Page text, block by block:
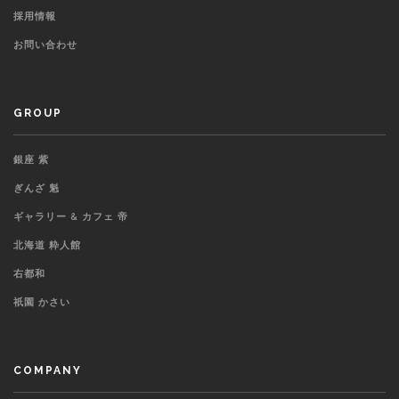
採用情報
お問い合わせ
GROUP
銀座 紫
ぎんざ 魁
ギャラリー & カフェ 帝
北海道 粋人館
右都和
祇園 かさい
COMPANY